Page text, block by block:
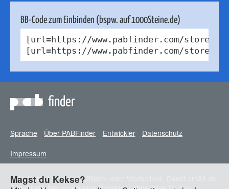
BB-Code zum Einbinden (bspw. auf 1000Steine.de)
[url=https://www.pabfinder.com/stores/
[url=https://www.pabfinder.com/stores/
finder
Sprache Über PABFinder Entwickler
Datenschutz
Impressum
* Markierte Links sind Affiliate- oder Werbelinks. Damit erhält der
Magst du Kekse?